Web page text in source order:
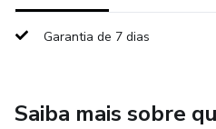
Garantia de 7 dias
Saiba mais sobre